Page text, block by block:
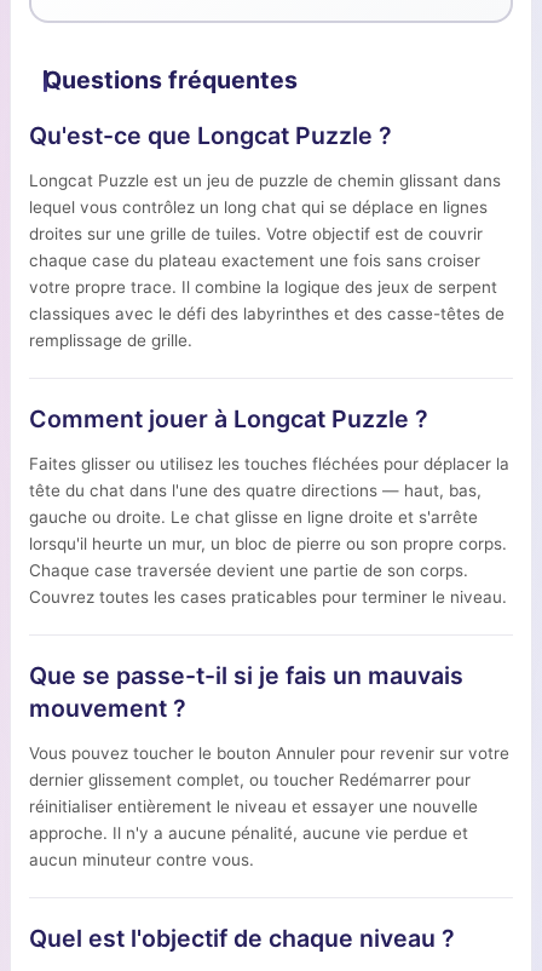
Questions fréquentes
Qu'est-ce que Longcat Puzzle ?
Longcat Puzzle est un jeu de puzzle de chemin glissant dans
lequel vous contrôlez un long chat qui se déplace en lignes
droites sur une grille de tuiles. Votre objectif est de couvrir
chaque case du plateau exactement une fois sans croiser
votre propre trace. Il combine la logique des jeux de serpent
classiques avec le défi des labyrinthes et des casse-têtes de
remplissage de grille.
Comment jouer à Longcat Puzzle ?
Faites glisser ou utilisez les touches fléchées pour déplacer la
tête du chat dans l'une des quatre directions — haut, bas,
gauche ou droite. Le chat glisse en ligne droite et s'arrête
lorsqu'il heurte un mur, un bloc de pierre ou son propre corps.
Chaque case traversée devient une partie de son corps.
Couvrez toutes les cases praticables pour terminer le niveau.
Que se passe-t-il si je fais un mauvais
mouvement ?
Vous pouvez toucher le bouton Annuler pour revenir sur votre
dernier glissement complet, ou toucher Redémarrer pour
réinitialiser entièrement le niveau et essayer une nouvelle
approche. Il n'y a aucune pénalité, aucune vie perdue et
aucun minuteur contre vous.
Quel est l'objectif de chaque niveau ?